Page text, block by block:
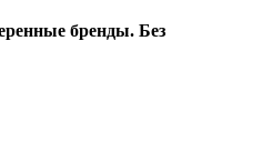
бренды. Без